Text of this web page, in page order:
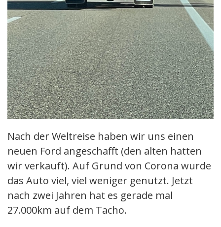
Nach der Weltreise haben wir uns einen
neuen Ford angeschafft (den alten hatten
wir verkauft). Auf Grund von Corona wurde
das Auto viel, viel weniger genutzt. Jetzt
nach zwei Jahren hat es gerade mal
27.000km auf dem Tacho.